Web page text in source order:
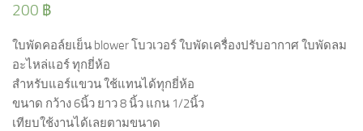
200 ฿
ใบพัดคอล์ยเย็น blower โบวเวอร์ ใบพัดเครื่องปรับอากาศ ใบพัดลม
อะไหล่แอร์ ทุกยี่ห้อ
สำหรับแอร์แขวน ใช้แทนได้ทุกยี่ห้อ
ขนาด กว้าง 6นิ้ว ยาว 8 นิ้ว แกน 1/2นิ้ว
เทียบใช้งานได้เลยตามขนาด